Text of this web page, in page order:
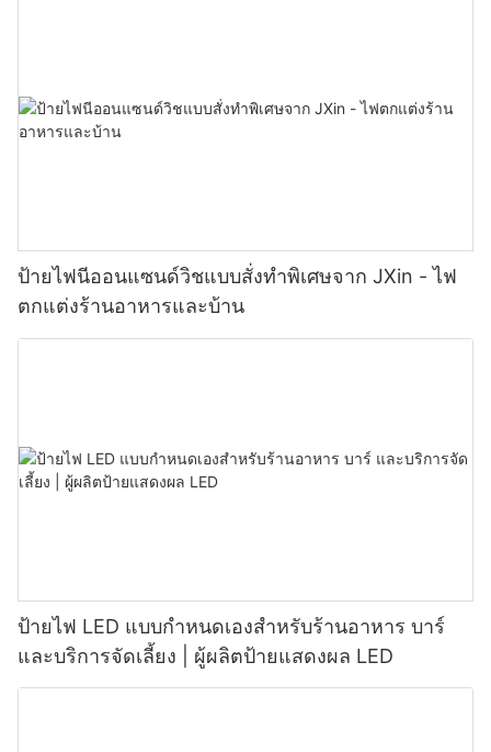
ป้ายไฟนีออนแซนด์วิชแบบสั่งทำพิเศษจาก JXin - ไฟ
ตกแต่งร้านอาหารและบ้าน
ป้ายไฟ LED แบบกำหนดเองสำหรับร้านอาหาร บาร์
และบริการจัดเลี้ยง | ผู้ผลิตป้ายแสดงผล LED